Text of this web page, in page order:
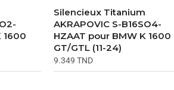
1600
Silencieux Titanium
AKRAPOVIC S-B16SO4-
HZAAT pour BMW K 1600
GT/GTL (11-24)
9.349 TND